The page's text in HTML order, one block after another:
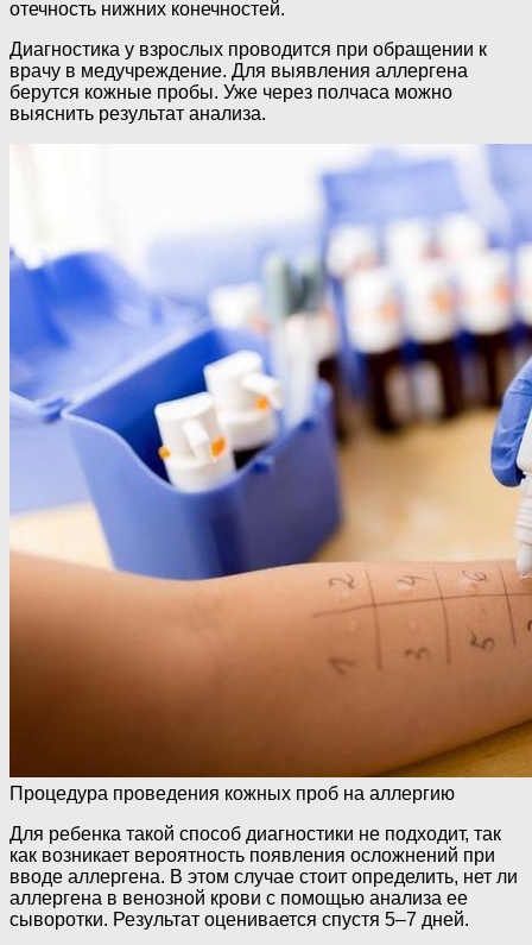
отечность нижних конечностей.
Диагностика у взрослых проводится при обращении к
врачу в медучреждение. Для выявления аллергена
берутся кожные пробы. Уже через полчаса можно
выяснить результат анализа.
Процедура проведения кожных проб на аллергию
Для ребенка такой способ диагностики не подходит, так
как возникает вероятность появления осложнений при
вводе аллергена. В этом случае стоит определить, нет ли
аллергена в венозной крови с помощью анализа ее
сыворотки. Результат оценивается спустя 5–7 дней.